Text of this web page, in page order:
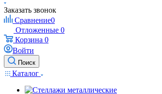
Заказать звонок
Сравнение0
Отложенные 0
Корзина 0
Войти
Поиск
Каталог